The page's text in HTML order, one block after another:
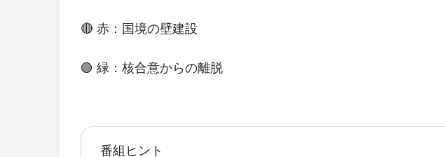
🔴 赤：国境の壁建設
🟢 緑：核合意からの離脱
番組ヒント